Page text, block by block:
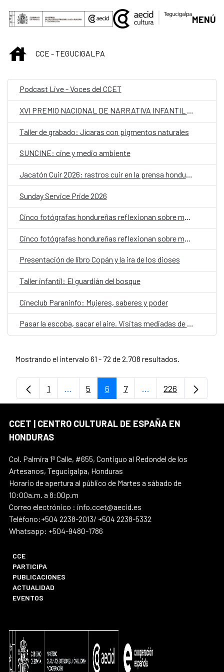
Saltar al contenido principal
MENÚ
INICIOCCE - TEGUCIGALPA
Podcast Live - Voces del CCET
XVI PREMIO NACIONAL DE NARRATIVA INFANTIL Y JUVENIL
Taller de grabado: Jícaras con pigmentos naturales
SUNCINE: cine y medio ambiente
Jacatón Cuir 2026: rastros cuir en la prensa hondureña de los 70 y 80
Sunday Service Pride 2026
Cinco fotógrafas hondureñas reflexionan sobre memoria y cuerpo en "Realidades paralelas"
Cinco fotógrafas hondureñas reflexionan sobre memoria y cuerpo en "Realidades paralelas"
Presentación de libro Copán y la ira de los dioses
Taller infantil: El guardián del bosque
Cineclub Paraninfo: Mujeres, saberes y poder
Pasar la escoba, sacar el aire. Visitas mediadas de la exposición Aquelarre
Mostrando el intervalo 61 - 72 de 2.708 resultados.
Página
1 ...Páginas intermedias Use TAB para
Página
5 Página
6 Página
7 ...PáginasPágina
226
CCET | CENTRO CULTURAL DE ESPAÑA EN
HONDURAS
Col. Palmira 1ª Calle, #655, Contiguo al Redondel de los
Artesanos, Tegucigalpa, Honduras
Horario de apertura al público de Martes a sábado de
10:00a.m. a 8:00p.m
Correo electrónico : info.ccet@aecid.es
Teléfono:+504 2238-2013/ +504 2238-5332
Whatsapp: +504-9480-1786
CCE
PARTICIPA
PUBLICACIONES
ACTUALIDAD
EVENTOS